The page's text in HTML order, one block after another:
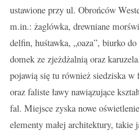
ustawione przy ul. Obrońców
m.in.: żaglówka, drewniane
delfin, huśtawka, „oaza”, biurko
domek ze zjeżdżalnią oraz
pojawią się tu również siedziska w
oraz faliste ławy nawiązujące
fal. Miejsce zyska nowe
elementy małej architektury, takie